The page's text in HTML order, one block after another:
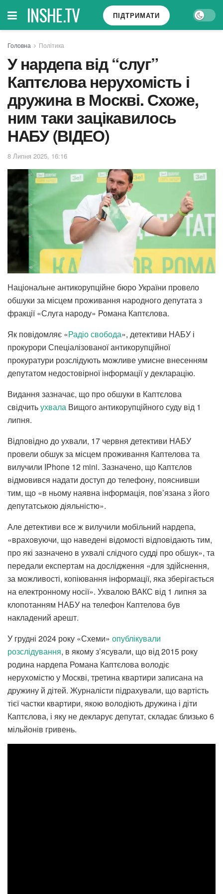
INSHE.TV ПІДТРИМАТИ
Головна Політика
У нардепа від “слуг”
Каптєлова нерухомість і
дружина в Москві. Схоже,
ним таки зацікавилось
НАБУ (ВІДЕО)
8 Липня 2025, 16:16
Національне антикорупційне бюро України провело
обшуки за місцем проживання народного депутата з
фракції «Слуга народу» Романа Каптєлова.
Як повідомляє «Радіо свобода», детективи НАБУ і
прокурори Спеціалізованої антикорупційної
прокуратури розслідують можливе умисне внесенням
депутатом недостовірної інформації у декларацію.
Видання зазначає, що про обшуки в Каптєлова
свідчитьухвала Вищого антикорупційного суду від 1
липня.
Відповідно до ухвали, 17 червня детективи НАБУ
провели обшук за місцем проживання Каптелова та
вилучили IPhone 12 mini. Зазначено, що Каптєлов
відмовився надати доступ до телефону, пояснивши
тим, що «в ньому наявна інформація, пов’язана з його
депутатською діяльністю».
Але детективи все ж вилучили мобільний нардепа,
«враховуючи, що наведені відомості відповідають тим,
про які зазначено в ухвалі слідчого судді про обшук», та
передали експертам на дослідження «для здійснення,
за можливості, копіювання інформації, яка зберігається
на електронному носії». Ухвалою ВАКС від 1 липня за
клопотанням НАБУ на телефон Каптелова був
накладений арешт.
У грудні 2024 року «Схеми» опублікували
розслідування, в якому з’ясували, що від 2015 року
родина нардепа Романа Каптєлова володіє
нерухомістю у Москві, третина квартири записана на
дружину й дітей. Журналісти підрахували, що вартість
тієї частки квартири, якою володіють дружина і діти
Каптєлова, і яку не декларує депутат, складає близько 6
мільйонів гривень.